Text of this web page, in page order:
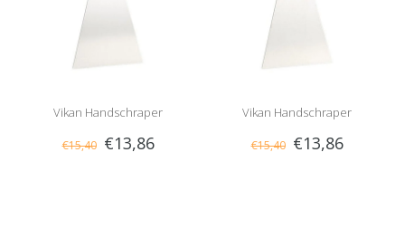
Vikan Handschraper
Schroefdraad Breed Geel
€15,40 €13,86
Vikan Handschraper
Schroefdraad Breed Paars
€15,40 €13,86